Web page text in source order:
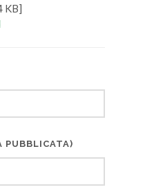
KB]
PUBBLICATA)